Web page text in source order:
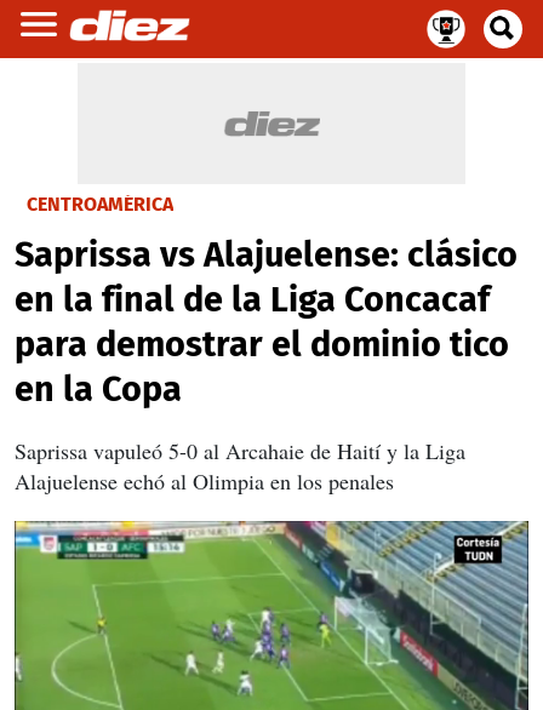
CENTROAMÉRICA
Saprissa vs Alajuelense: clásico
en la final de la Liga Concacaf
para demostrar el dominio tico
en la Copa
Saprissa vapuleó 5-0 al Arcahaie de Haití y la Liga
Alajuelense echó al Olimpia en los penales